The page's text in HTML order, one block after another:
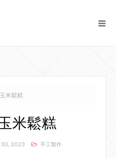
米鬆糕
米鬆糕
30, 2023 手工製作